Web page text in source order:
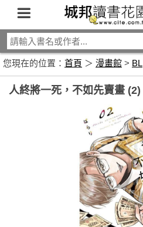
您現在的位置： 首頁 ＞ 漫畫館 > BL
人終將一死，不如先賣畫 (2)